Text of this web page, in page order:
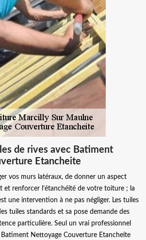
de rives avec Batiment
Etancheite
vos murs latéraux, de donner un aspect
et renforcer l’étanchéité de votre toiture ; la
une intervention à ne pas négliger. Les tuiles
tuiles standards et sa pose demande des
particulière. Seul un vrai professionnel
Nettoyage Couverture Etancheite